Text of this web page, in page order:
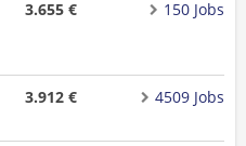
3.655 € 150 Jobs
3.912 € 4509 Jobs